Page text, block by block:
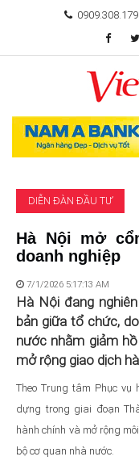
0909.308.179
TÂM ĐIỂM ĐẦU TƯ
TÀI CHÍNH
KHỞI NGHIỆP
GIẢI TRÍ & CÔNG
DIỄN ĐÀN ĐẦU TƯ
Hà Nội mở
doanh nghiệp
7/1/2026 5:17:13 AM
Hà Nội đang
bản giữa tổ chức,
nước nhằm giảm
mở rộng giao dịch
Theo Trung tâm Phục vụ
dựng trong giai đoạn
hành chính và mở rộng
bộ cơ quan nhà nước.